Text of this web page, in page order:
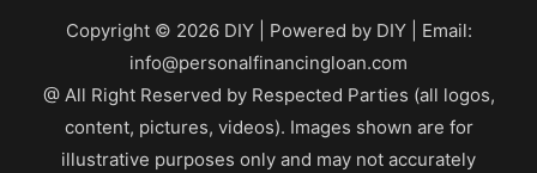
Copyright © 2026 DIY| Powered by DIY| Email:
info@personalfinancingloan.com
@ All Right Reserved by Respected Parties (all logos,
content, pictures, videos). Images shown are for
illustrative purposes only and may not accurately